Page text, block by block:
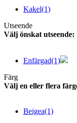
Kakel(1)
Utseende
Välj önskat utseende:
Enfärgad(1)
Färg
Välj en eller flera
Beigea(1)